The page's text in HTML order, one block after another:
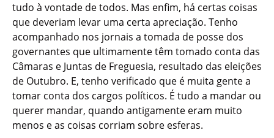
tudo à vontade de todos. Mas enfim, há certas coisas
que deveriam levar uma certa apreciação. Tenho
acompanhado nos jornais a tomada de posse dos
governantes que ultimamente têm tomado conta das
Câmaras e Juntas de Freguesia, resultado das eleições
de Outubro. E, tenho verificado que é muita gente a
tomar conta dos cargos políticos. É tudo a mandar ou
querer mandar, quando antigamente eram muito
menos e as coisas corriam sobre esferas.